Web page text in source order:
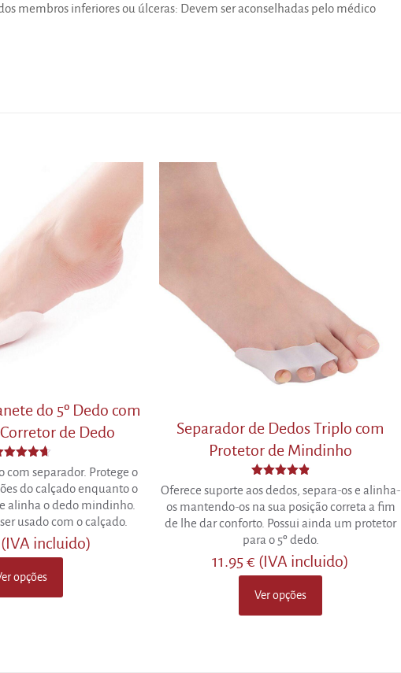
membros inferiores ou úlceras: Devem ser aconselhadas pelo médico
do 5º Dedo com
de Dedo
4.64
de 5
com separador. Protege o
do calçado enquanto o
alinha o dedo mindinho.
usado com o calçado.
(IVA incluido)
opções
Separador de Dedos Triplo com
Protetor de Mindinho
Avaliação
4.83
de 5
Oferece suporte aos dedos, separa-os e alinha-
os mantendo-os na sua posição correta a fim
de lhe dar conforto. Possui ainda um protetor
para o 5º dedo.
11.95€ (IVA incluido)
Ver opções
This
product